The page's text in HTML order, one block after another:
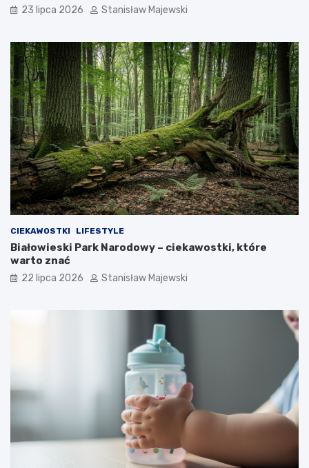
23 lipca 2026 Stanisław Majewski
CIEKAWOSTKI LIFESTYLE
Białowieski Park Narodowy – ciekawostki, które
warto znać
22 lipca 2026 Stanisław Majewski